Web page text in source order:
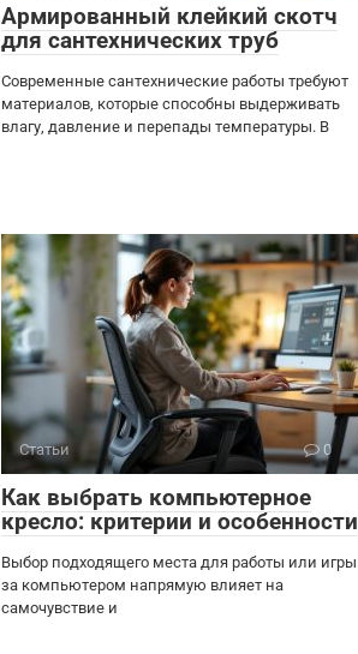
Армированный клейкий скотч
для сантехнических труб
Современные сантехнические работы требуют
материалов, которые способны выдерживать
влагу, давление и перепады температуры. В
Статьи 0
Как выбрать компьютерное
кресло: критерии и особенности
Выбор подходящего места для работы или игры
за компьютером напрямую влияет на
самочувствие и